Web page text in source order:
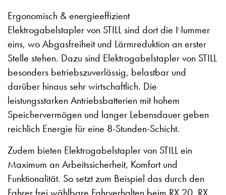
Ergonomisch & energieeffizient
Elektrogabelstapler von STILL sind dort die Nummer
eins, wo Abgasfreiheit und Lärmreduktion an erster
Stelle stehen. Dazu sind Elektrogabelstapler von STILL
besonders betriebszuverlässig, belastbar und
darüber hinaus sehr wirtschaftlich. Die
leistungsstarken Antriebsbatterien mit hohem
Speichervermögen und langer Lebensdauer geben
reichlich Energie für eine 8-Stunden-Schicht.
Zudem bieten Elektrogabelstapler von STILL ein
Maximum an Arbeitssicherheit, Komfort und
Funktionalität. So setzt zum Beispiel das durch den